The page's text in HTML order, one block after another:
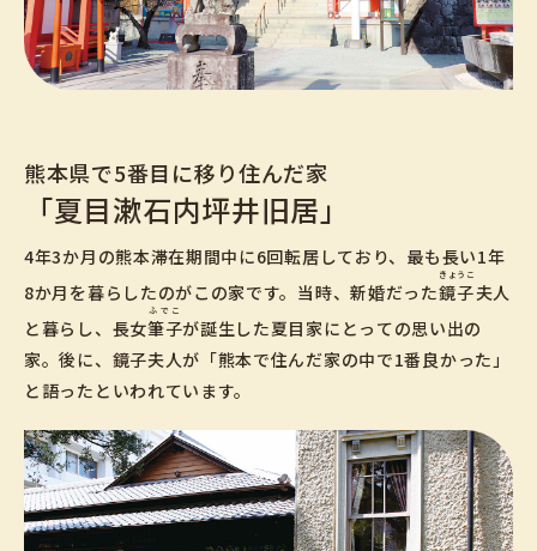
熊本県で5番目に移り住んだ家
「夏目漱石内坪井旧居」
4年3か月の熊本滞在期間中に6回転居しており、最も長い1年
8か月を暮らしたのがこの家です。当時、新婚だった鏡子
きょうこ
夫人
と暮らし、長女筆子
ふでこ
が誕生した夏目家にとっての思い出の
家。後に、鏡子夫人が「熊本で住んだ家の中で1番良かった」
と語ったといわれています。